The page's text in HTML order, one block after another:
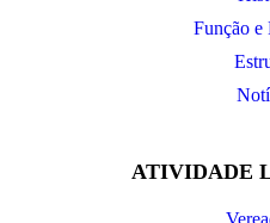
Função e
ATIVIDADE